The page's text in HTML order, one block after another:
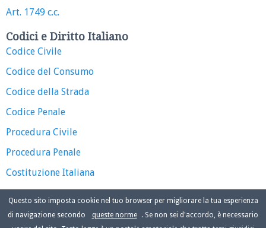
Art. 1749 c.c.
Codici e Diritto Italiano
Codice Civile
Codice del Consumo
Codice della Strada
Codice Penale
Procedura Civile
Procedura Penale
Costituzione Italiana
Questo sito imposta cookie nel tuo browser per migliorare la tua esperienza
di navigazione secondo
queste norme
. Se non sei d'accordo, è necessario